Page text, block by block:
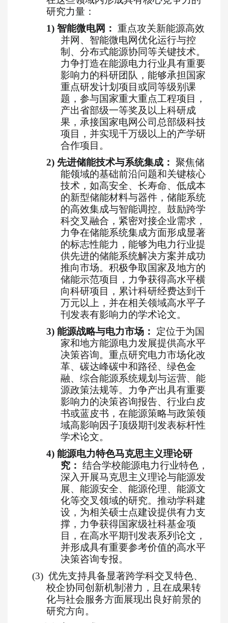
研究力量：
1) 智能微电网： 重点攻关新能源高效
并网、智能微电网优化运行与控
制、分布式能源协同等关键技术。
力争打造在能源电力行业具有重要
影响力的科研团队，能够承担国家
重点研发计划项目或同等级别课
题，参与国家重大重点工程项目，
产出省部级一等奖及以上科研成
果，承接国家电网公司总部级科技
项目，并实现千万级以上的产学研
合作项目。
2) 先进储能技术与系统集成： 聚焦储
能领域的基础前沿问题和关键核心
技术，如高安全、长寿命、低成本
的新型储能材料与器件，储能系统
的高效集成与智能调控。鼓励跨学
科交叉融合，紧密对接企业需求，
力争在储能系统集成方面形成显著
的标志性能力，能够为电力行业提
供先进的储能系统解决方案并成功
推向市场。积极争取国家及地方的
储能示范项目，力争获得高水平横
向科研项目，累计科研经费达到千
万元以上，并在相关领域高水平子
刊发表有影响力的学术论文。
3) 能源战略与电力市场：
定位于为国
家和地方能源电力发展提供高水平
决策咨询。重点研究电力市场化改
革、碳达峰碳中和路径、绿色金
融、综合能源系统规划与运营、能
源政策法规等。力争产出具有重要
影响力的决策咨询报告、行业白皮
书或蓝皮书，在能源策略与政策领
域高影响因子顶级期刊发表标杆性
学术论文。
4) 能源电力特色马克思主义理论研
究： 结合学校能源电力行业特色，
深入开展马克思主义理论与能源发
展、能源安全、能源伦理、能源文
化等交叉领域的研究。推动学科建
设，为相关硕士点建设提供有力支
撑，力争获得国家级社科基金项
目，在高水平期刊发表系列论文，
并形成具有重要参考价值的高水平
决策咨询专报。
(3) 优先支持具备显著跨学科交叉特色、
校企协同创新机制 潜力 ，且在成果转
化与社会服务方面展现出 良好前景的
研究方向。